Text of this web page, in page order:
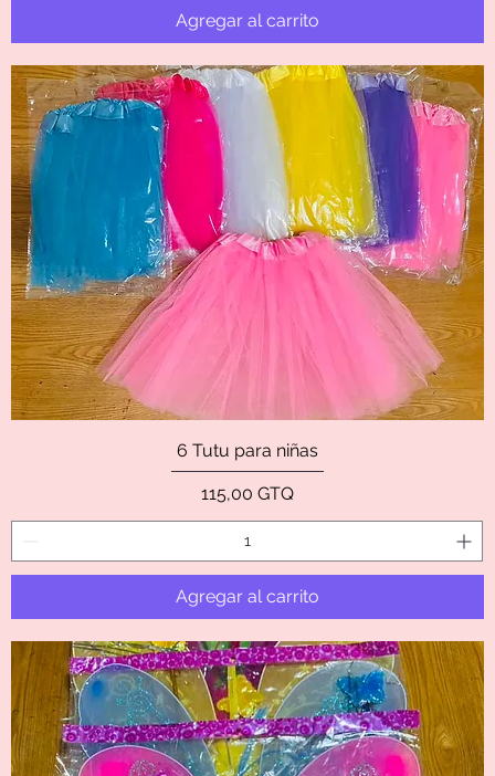
Agregar al carrito
6 Tutu para niñas
Precio
115,00 GTQ
Agregar al carrito